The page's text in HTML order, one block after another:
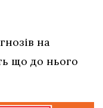
на
що до нього